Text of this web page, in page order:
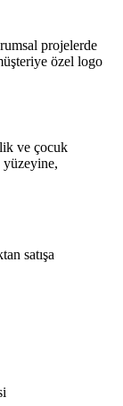
projelerde
özel logo
ve çocuk
yüzeyine,
satışa